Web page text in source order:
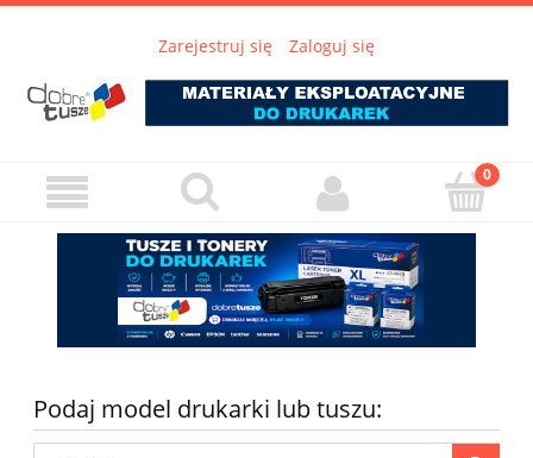
Zarejestruj się Zaloguj się
Podaj model drukarki lub tuszu: